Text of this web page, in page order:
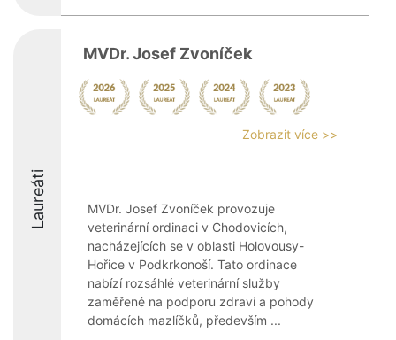
Laureáti
MVDr. Josef Zvoníček
Zobrazit více >>
MVDr. Josef Zvoníček provozuje
veterinární ordinaci v Chodovicích,
nacházejících se v oblasti Holovousy-
Hořice v Podkrkonoší. Tato ordinace
nabízí rozsáhlé veterinární služby
zaměřené na podporu zdraví a pohody
domácích mazlíčků, především ...